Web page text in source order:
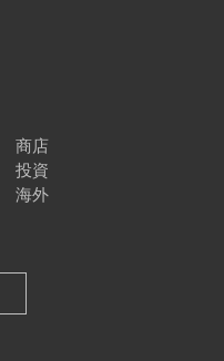
商店
投資
海外